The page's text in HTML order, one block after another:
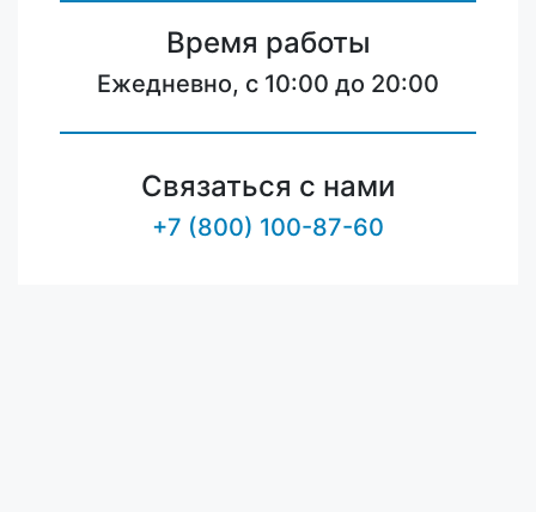
Время работы
Ежедневно, с 10:00 до 20:00
Связаться с нами
+7 (800) 100-87-60